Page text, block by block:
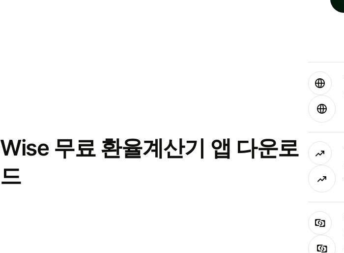
Wise 무료 환율계산기 앱 다운로
드